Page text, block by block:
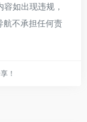
如出现违规，
航不承担任何责
！